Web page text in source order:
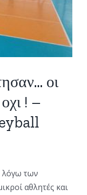
οι
! –
λόγω των
αθλητές και